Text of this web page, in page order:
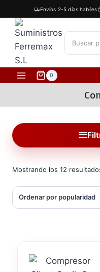
al
contenido
Envíos 2-5 días habíles
0
Mostrando los 12